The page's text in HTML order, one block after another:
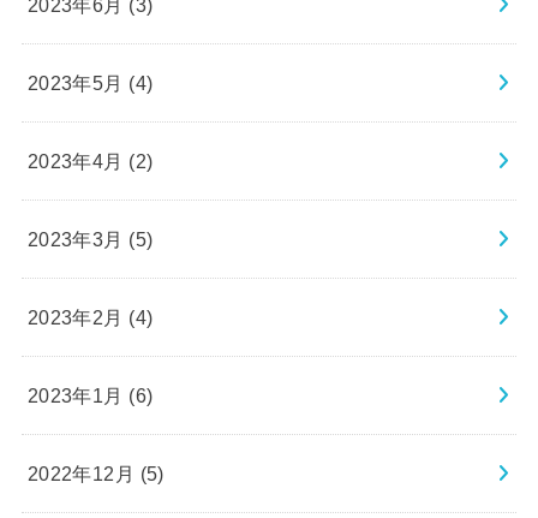
2023年6月 (3)
2023年5月 (4)
2023年4月 (2)
2023年3月 (5)
2023年2月 (4)
2023年1月 (6)
2022年12月 (5)